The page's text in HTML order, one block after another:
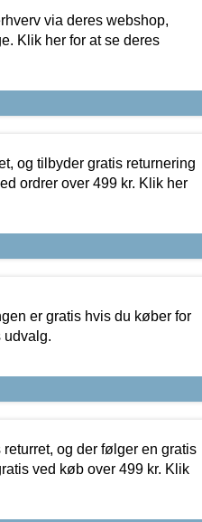
via deres webshop,
Klik her for at se deres
og tilbyder gratis returnering
ordrer over 499 kr. Klik her
er gratis hvis du køber for
udvalg.
og der følger en gratis
ved køb over 499 kr. Klik